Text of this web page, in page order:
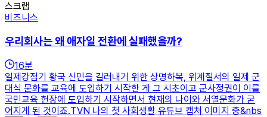
스크랩
비즈니스
우리회사는 왜 애자일 전환에 실패했을까?
16분
일제강점기 황국 신민을 길러내기 위한 상명하복, 위계질서의 일제 군
대식 문화를 교육에 도입하기 시작한 게 그 시초이고 군사정권이 이를
국민교육 헌장에 도입하기 시작하면서 현재의 나이와 서열문화가 굳
어지게 된 것이죠.TVN 나의 첫 사회생활 유튜브 캡처 이미지 중&nbs